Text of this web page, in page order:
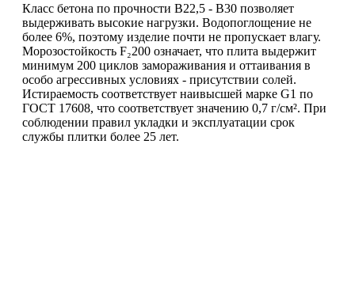
Класс бетона по прочности B22,5 - B30 позволяет
выдерживать высокие нагрузки. Водопоглощение не
более 6%, поэтому изделие почти не пропускает влагу.
Морозостойкость F₂200 означает, что плита выдержит
минимум 200 циклов замораживания и оттаивания в
особо агрессивных условиях - присутствии солей.
Истираемость соответствует наивысшей марке G1 по
ГОСТ 17608, что соответствует значению 0,7 г/см². При
соблюдении правил укладки и эксплуатации срок
службы плитки более 25 лет.